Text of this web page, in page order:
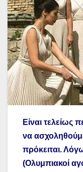
Είναι τελείως
να
πρόκειται.
(Ολυμπιακοί